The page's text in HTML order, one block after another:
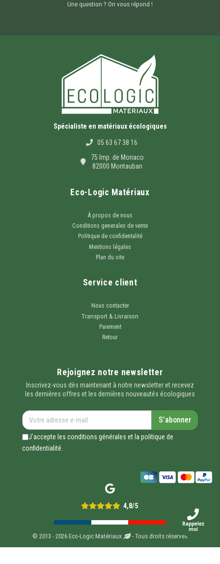
Une question ? On vous répond !
Spécialiste en matériaux écologiques
05 63 67 38 16
75 Imp. de Monaco
82000 Montauban
Eco-Logic Matériaux
À propos de nous
Conditions generales de vente
Politique de confidentalité
Mentions légales
Plan du site
Service client
Nous contacter
Transport & Livraison
Paiement
Retour
Rejoignez notre newsletter
Inscrivez-vous dès maintenant à notre newsletter et recevez
les dernières offres et les dernières nouveautés écologiques
S’abonner
J'accepte les conditions générales et la politique de
confidentialité.
4,8/5
© 2013 - 2026 Eco-Logic Matériaux - Tous droits réservés
Rappelez
moi